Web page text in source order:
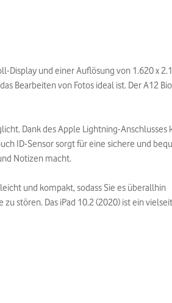
Display und einer Auflösung von 1.620 x
Bearbeiten von Fotos ideal ist. Der A12
Dank des Apple Lightning-Anschlusses
ID-Sensor sorgt für eine sichere und
Notizen macht.
und kompakt, sodass Sie es überallhin
stören. Das iPad 10.2 (2020) ist ein